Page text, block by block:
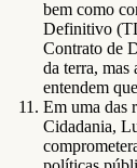
bem como
Definitivo
Contrato de
da terra, mas
entendem
Em uma das
Cidadania,